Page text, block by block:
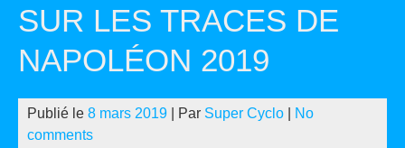
SUR LES TRACES DE
NAPOLÉON 2019
Publié le 8 mars 2019 | Par Super Cyclo
No
comments